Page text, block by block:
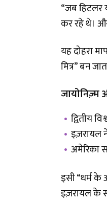
“जब हिटलर
कर रहे थे।
यह दोहरा
मित्र” बन
जायोनिज़्म
द्वितीय
इज़रायल
अमेरिका
इसी “धर्म के
इज़रायल के